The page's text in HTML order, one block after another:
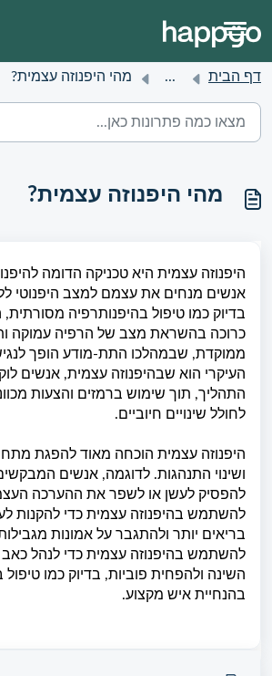
דף הבית ... מהי היפנוזה עצמית?
מהי היפנוזה עצמית?
היפנוזה עצמית היא טכניקה הדומה
אנשים מנחים את עצמם למצב היפנוטי
בדיוק כמו טיפול בהיפנותרפיה מסורתית,
כרוכה בהשראת מצב של הרפיה עמוקה
ממוקדת, שבמהלכו התת-מודע הופך
העיקרי הוא שבהיפנוזה עצמית, אנשים
התהליך, תוך שימוש ברמזים והצעות
לחולל שינויים חיוביים.
היפנוזה עצמית הוכחה מאוד להפגת
ושינוי התנהגות. לדוגמה, אנשים
להפסיק לעשן או לשפר את ההערכה
להשתמש בהיפנוזה עצמית כדי להקנות
בריאים יותר ולהתגבר על אמונות
להשתמש בהיפנוזה עצמית כדי לנהל
השינה ולהפחית פוביות, בדיוק כמו טיפול
בהנחיית איש מקצוע.